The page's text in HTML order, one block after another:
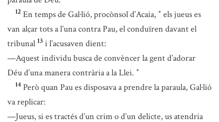
12 En temps de Gal·lió, procònsol d’Acaia, * els jueus es
van alçar tots a l’una contra Pau, el conduïren davant el
tribunal 13 i l’acusaven dient:
—Aquest individu busca de convèncer la gent d’adorar
Déu d’una manera contrària a la Llei. *
14 Però quan Pau es disposava a prendre la paraula, Gal·lió
va replicar:
—Jueus, si es tractés d’un crim o d’un delicte, us atendria